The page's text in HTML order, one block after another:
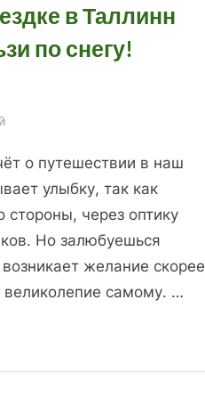
в Таллинн
по снегу!
к
Фотографии
отчёта
о
поездке
Таллинн
2011.
о путешествии в наш
улыбку, так как
стороны, через оптику
Но залюбуешься
желание скорее
великолепие самому. …